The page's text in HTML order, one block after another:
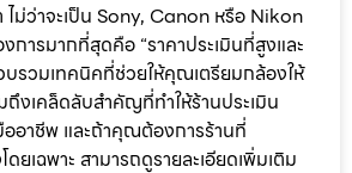
ไม่ว่าจะเป็น Sony, Canon หรือ Nikon
ารมากที่สุดคือ “ราคาประเมินที่สูงและ
บรวมเทคนิคที่ช่วยให้คุณเตรียมกล้องให้
งเคล็ดลับสำคัญที่ทำให้ร้านประเมิน
ออาชีพ และถ้าคุณต้องการร้านที่
ยเฉพาะ สามารถดูรายละเอียดเพิ่มเติม